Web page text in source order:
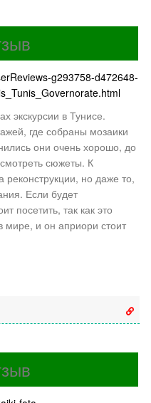
g293758-d472648-
экскурсии в Тунисе.
где собраны мозаики
они очень хорошо, до
сюжеты. К
но даже то,
Если будет
посетить, так как это
и он априори стоит